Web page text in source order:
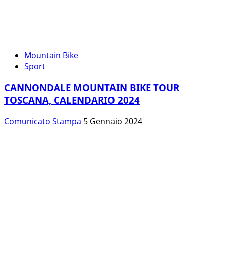
Mountain Bike
Sport
CANNONDALE MOUNTAIN BIKE TOUR
TOSCANA, CALENDARIO 2024
Comunicato Stampa 5 Gennaio 2024